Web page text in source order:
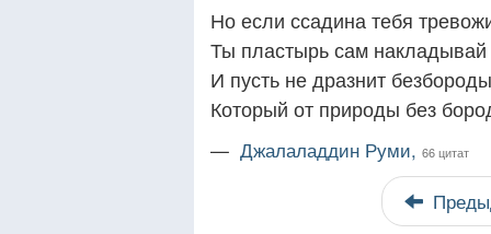
Но если ссадина тебя
Ты пластырь сам накладывай
И пусть не дразнит
Который от природы без
— Джалаладдин Руми, 66 цитат